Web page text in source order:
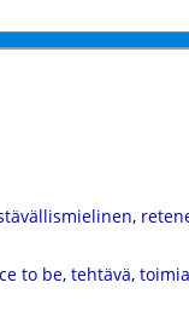
,
to be, tehtävä, toimia